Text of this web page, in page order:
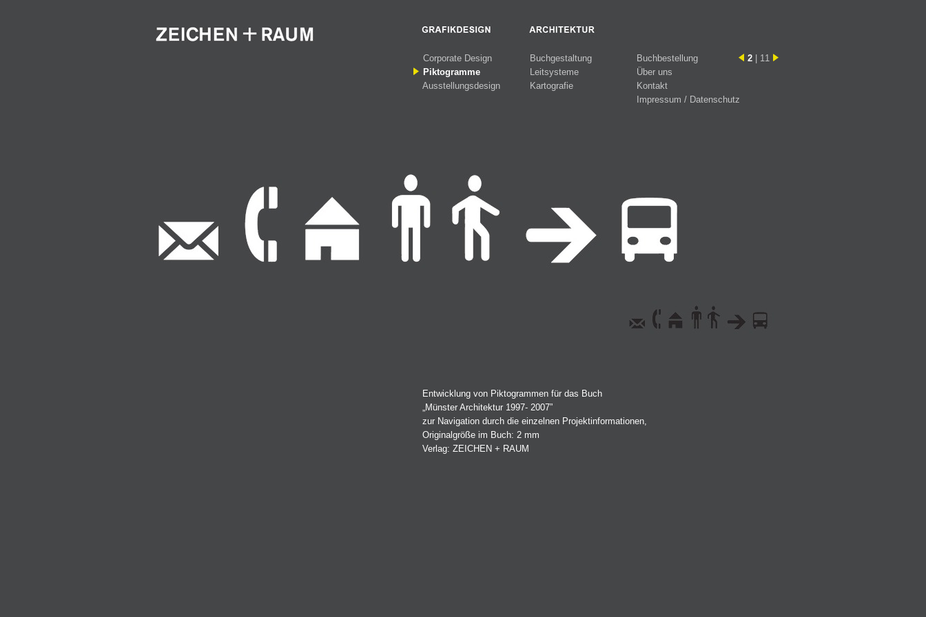
Corporate Design Buchgestaltung
Buchbestellung
Piktogramme
Leitsysteme
Über uns
Ausstellungsdesign
Kartografie
Kontakt
Impressum / Datenschutz
2 | 11
Entwicklung von Piktogrammen für das Buch
„Münster Architektur 1997- 2007”
zur Navigation durch die einzelnen Projektinformationen,
Originalgröße im Buch: 2 mm
Verlag: ZEICHEN + RAUM